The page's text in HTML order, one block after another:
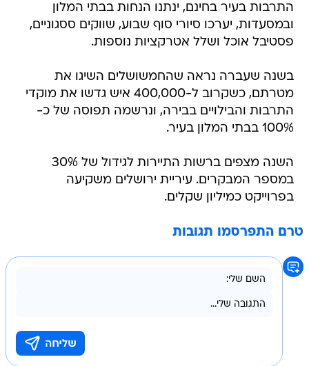
התרבות בעיר בחינם, ינתנו הנחות בבתי המלון
ובמסעדות, יערכו סיורי סוף שבוע, שווקים ססגוניים,
פסטיבל אוכל ושלל אטרקציות נוספות.
בשנה שעברה נראה שהחמשושלים השיגו את
מטרתם, כשקרוב ל-400,000 איש גדשו את מוקדי
התרבות והבילויים בבירה, ונרשמה תפוסה של כ-
100% בבתי המלון בעיר.
השנה מצפים ברשות התיירות לגידול של 30%
במספר המבקרים. עיריית ירושלים משקיעה
בפרוייקט כמיליון שקלים.
טרם התפרסמו תגובות